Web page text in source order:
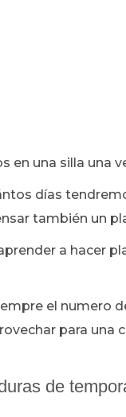
en una silla una
días
también un
a hacer
el numero
para una
de